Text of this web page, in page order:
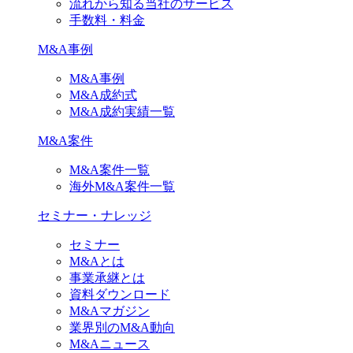
流れから知る当社のサービス
手数料・料金
M&A事例
M&A事例
M&A成約式
M&A成約実績一覧
M&A案件
M&A案件一覧
海外M&A案件一覧
セミナー・ナレッジ
セミナー
M&Aとは
事業承継とは
資料ダウンロード
M&Aマガジン
業界別のM&A動向
M&Aニュース